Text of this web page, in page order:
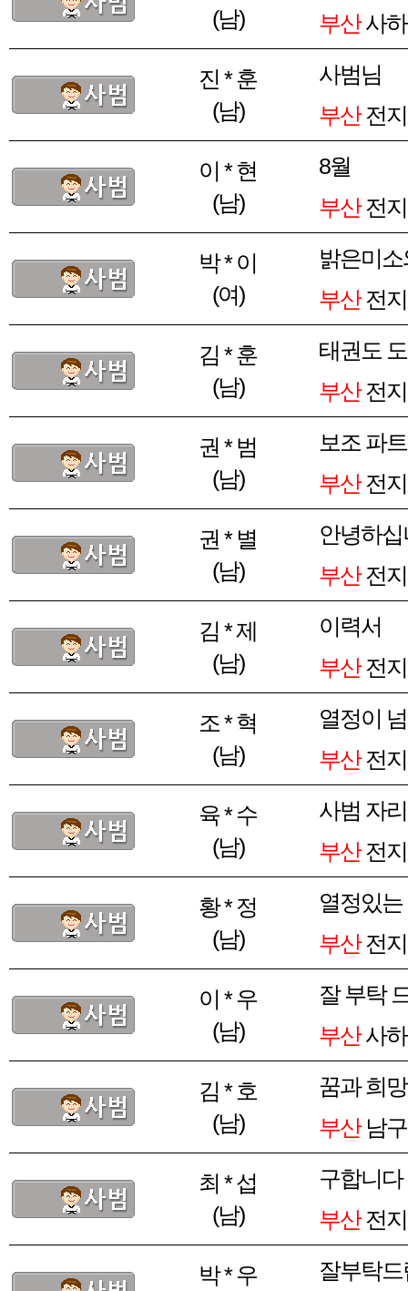
(남)
부산사
진 * 훈
(남)
사범님
부산전
이 * 현
(남)
8월
부산전
박 * 이
(여)
밝은미
부산전
김 * 훈
(남)
태권도
부산전
권 * 범
(남)
보조 파트
부산전
권 * 별
(남)
안녕하십
부산전
김 * 제
(남)
이력서
부산전
조 * 혁
(남)
열정이
부산전
육 * 수
(남)
사범 자
부산전
황 * 정
(남)
열정있는
부산전
이 * 우
(남)
잘 부탁
부산사
김 * 호
(남)
꿈과 희
부산남
최 * 섭
(남)
구합니다
부산전
박 * 우 잘부탁